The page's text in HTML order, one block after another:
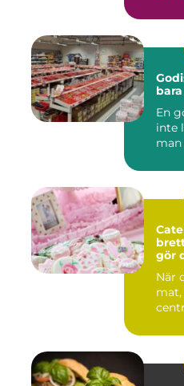
En
inte
man
gör
När